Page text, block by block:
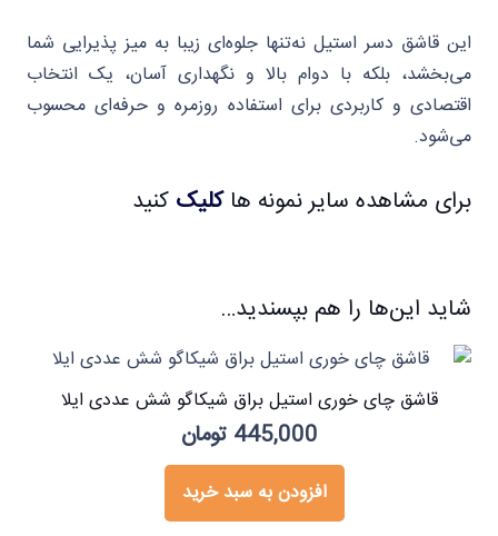
این قاشق دسر استیل نه‌تنها جلوه‌ای زیبا به میز پذیرایی شما
می‌بخشد، بلکه با دوام بالا و نگهداری آسان، یک انتخاب
اقتصادی و کاربردی برای استفاده روزمره و حرفه‌ای محسوب
می‌شود.
برای مشاهده سایر نمونه هاکلیک کنید
شاید این‌ها را هم بپسندید…
قاشق چای خوری استیل براق شیکاگو شش عددی ایلا
445,000 تومان
افزودن به سبد خرید